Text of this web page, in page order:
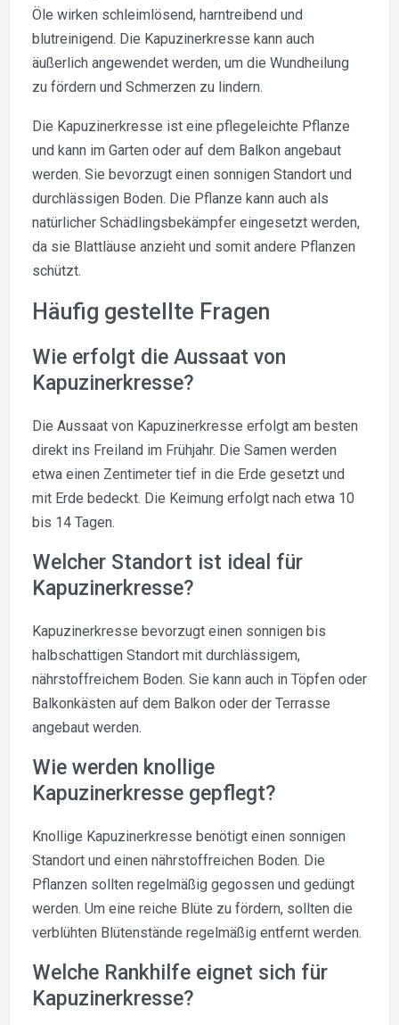
Öle wirken schleimlösend, harntreibend und
blutreinigend. Die Kapuzinerkresse kann auch
äußerlich angewendet werden, um die Wundheilung
zu fördern und Schmerzen zu lindern.
Die Kapuzinerkresse ist eine pflegeleichte Pflanze
und kann im Garten oder auf dem Balkon angebaut
werden. Sie bevorzugt einen sonnigen Standort und
durchlässigen Boden. Die Pflanze kann auch als
natürlicher Schädlingsbekämpfer eingesetzt werden,
da sie Blattläuse anzieht und somit andere Pflanzen
schützt.
Häufig gestellte Fragen
Wie erfolgt die Aussaat von
Kapuzinerkresse?
Die Aussaat von Kapuzinerkresse erfolgt am besten
direkt ins Freiland im Frühjahr. Die Samen werden
etwa einen Zentimeter tief in die Erde gesetzt und
mit Erde bedeckt. Die Keimung erfolgt nach etwa 10
bis 14 Tagen.
Welcher Standort ist ideal für
Kapuzinerkresse?
Kapuzinerkresse bevorzugt einen sonnigen bis
halbschattigen Standort mit durchlässigem,
nährstoffreichem Boden. Sie kann auch in Töpfen oder
Balkonkästen auf dem Balkon oder der Terrasse
angebaut werden.
Wie werden knollige
Kapuzinerkresse gepflegt?
Knollige Kapuzinerkresse benötigt einen sonnigen
Standort und einen nährstoffreichen Boden. Die
Pflanzen sollten regelmäßig gegossen und gedüngt
werden. Um eine reiche Blüte zu fördern, sollten die
verblühten Blütenstände regelmäßig entfernt werden.
Welche Rankhilfe eignet sich für
Kapuzinerkresse?